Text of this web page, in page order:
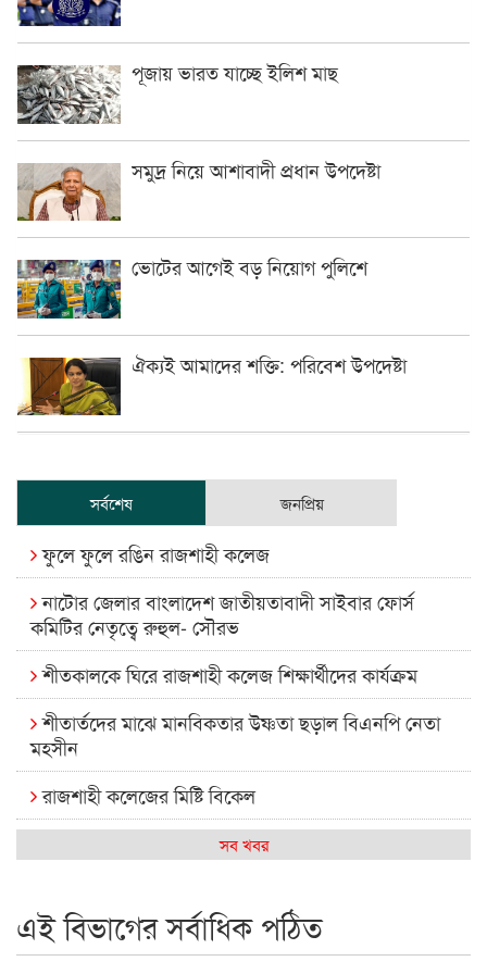
পূজায় ভারত যাচ্ছে ইলিশ মাছ
সমুদ্র নিয়ে আশাবাদী প্রধান উপদেষ্টা
ভোটের আগেই বড় নিয়োগ পুলিশে
ঐক্যই আমাদের শক্তি: পরিবেশ উপদেষ্টা
সর্বশেষ জনপ্রিয়
ফুলে ফুলে রঙিন রাজশাহী কলেজ
নাটোর জেলার বাংলাদেশ জাতীয়তাবাদী সাইবার ফোর্স
কমিটির নেতৃত্বে রুহুল- সৌরভ
শীতকালকে ঘিরে রাজশাহী কলেজ শিক্ষার্থীদের কার্যক্রম
শীতার্তদের মাঝে মানবিকতার উষ্ণতা ছড়াল বিএনপি নেতা
মহসীন
রাজশাহী কলেজের মিষ্টি বিকেল
কেমন আছে আমাদের দেশের মধ্যবিত্তরা
রাজশাইন একাডেমির ফল প্রকাশ ও পুরস্কার বিতরণ
সব খবর
এই বিভাগের সর্বাধিক পঠিত